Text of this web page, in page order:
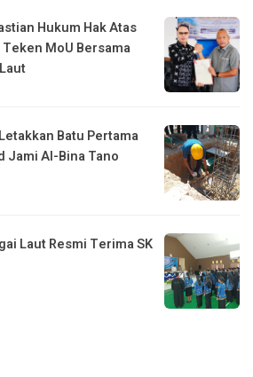
Hukum Hak Atas
MoU Bersama
Batu Pertama
Jami Al-Bina Tano
Laut Resmi Terima SK